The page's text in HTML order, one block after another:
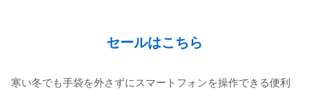
セールはこちら
寒い冬でも手袋を外さずにスマートフォンを操作できる便利